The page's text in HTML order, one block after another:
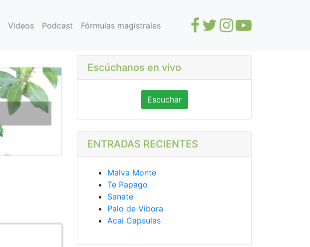
Videos Podcast Fórmulas magistrales
Escúchanos en vivo
Escuchar
ENTRADAS RECIENTES
Malva Monte
Te Papago
Sanate
Palo de Vibora
Acai Capsulas